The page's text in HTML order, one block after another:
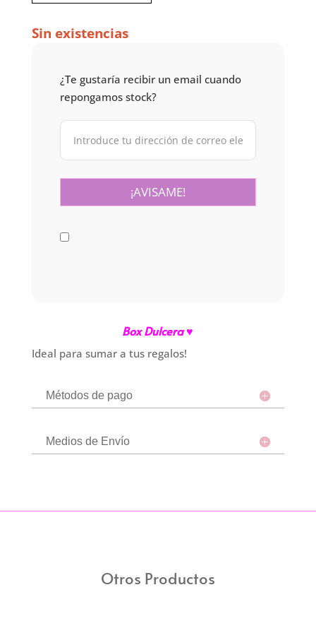
Sin existencias
¿Te gustaría recibir un email cuando
repongamos stock?
Box Dulcera ♥
Ideal para sumar a tus regalos!
Métodos de pago
Medios de Envío
Otros Productos